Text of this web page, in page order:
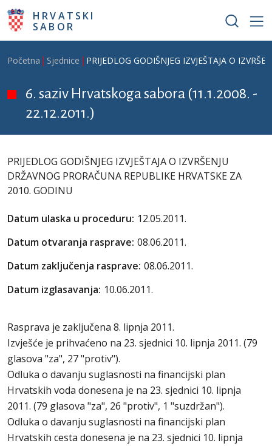
Skoči na glavni sadržaj
HRVATSKI
SABOR
Breadcrumb
Početna Sjednice PRIJEDLOG GODIŠNJEG IZVJEŠTAJA O
6. saziv Hrvatskoga sabora (11.1.2008. -
22.12.2011.)
PRIJEDLOG GODIŠNJEG IZVJEŠTAJA O IZVRŠENJU
DRŽAVNOG PRORAČUNA REPUBLIKE HRVATSKE ZA
2010. GODINU
Datum ulaska u proceduru: 12.05.2011.
Datum otvaranja rasprave: 08.06.2011.
Datum zaključenja rasprave: 08.06.2011.
Datum izglasavanja: 10.06.2011.
Rasprava je zaključena 8. lipnja 2011.
Izvješće je prihvaćeno na 23. sjednici 10. lipnja 2011. (79
glasova "za", 27 "protiv").
Odluka o davanju suglasnosti na financijski plan
Hrvatskih voda donesena je na 23. sjednici 10. lipnja
2011. (79 glasova "za", 26 "protiv", 1 "suzdržan").
Odluka o davanju suglasnosti na financijski plan
Hrvatskih cesta donesena je na 23. sjednici 10. lipnja